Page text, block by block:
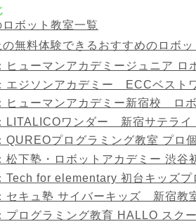
ボット教室一覧
の無料体験できるおすすめのロボ
ヒューマンアカデミージュニア ロ
エジソンアカデミー ECCベスト
ヒューマンアカデミー新宿校 ロ
LITALICOワンダー 新宿サテライ
QUREOプログラミング教室 プロ
松下塾・ロボットアカデミー 渋谷
Tech for elementary 初台キッズプ
セキュ塾 サイバーキッズ 新宿教
プログラミング教育 HALLO スク